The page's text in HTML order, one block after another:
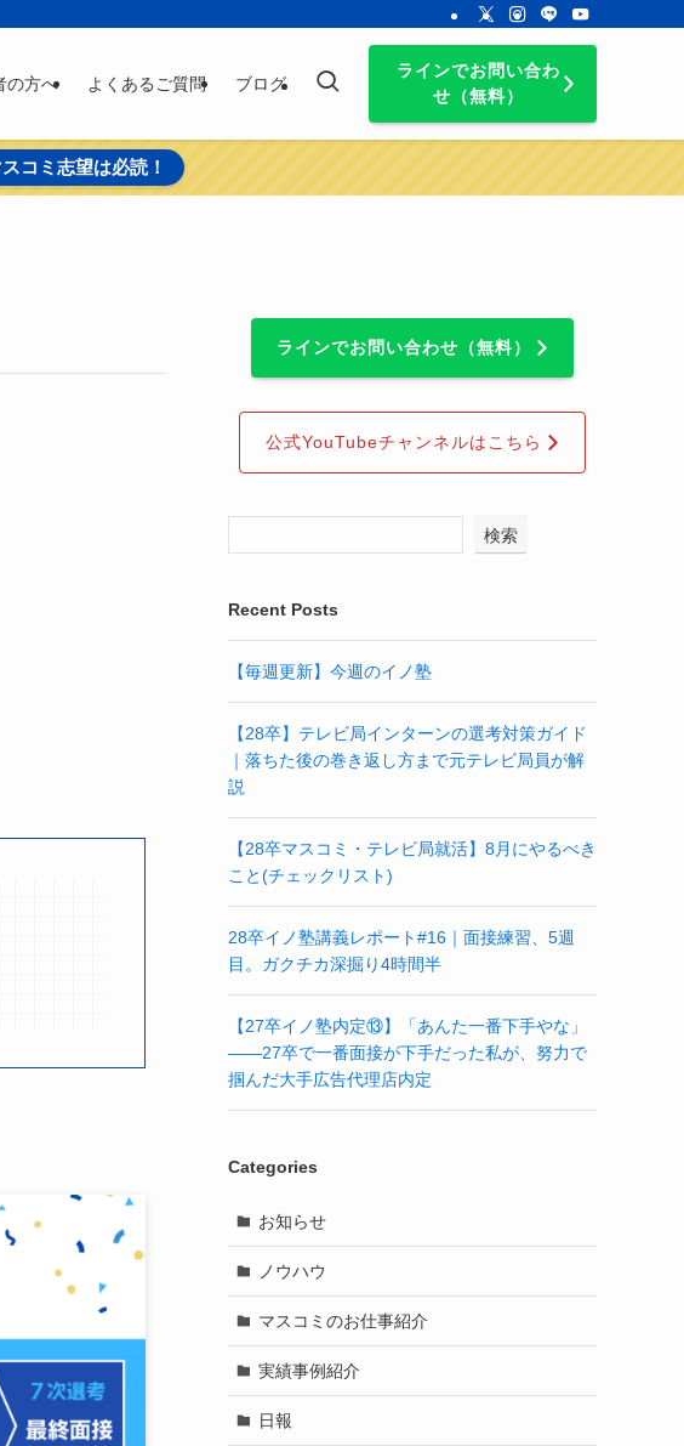
の方へ よくあるご質問 ブログ
ラインでお問い合わ
せ（無料）
コミ志望は必読！
ラインでお問い合わせ（無料）
公式YouTubeチャンネルはこちら
検索
Recent Posts
【毎週更新】今週のイノ塾
【28卒】テレビ局インターンの選考対策ガイド
｜落ちた後の巻き返し方まで元テレビ局員が解
説
【28卒マスコミ・テレビ局就活】8月にやるべき
こと(チェックリスト)
28卒イノ塾講義レポート#16｜面接練習、5週
目。ガクチカ深掘り4時間半
【27卒イノ塾内定⑬】「あんた一番下手やな」
——27卒で一番面接が下手だった私が、努力で
掴んだ大手広告代理店内定
Categories
お知らせ
ノウハウ
マスコミのお仕事紹介
実績事例紹介
日報